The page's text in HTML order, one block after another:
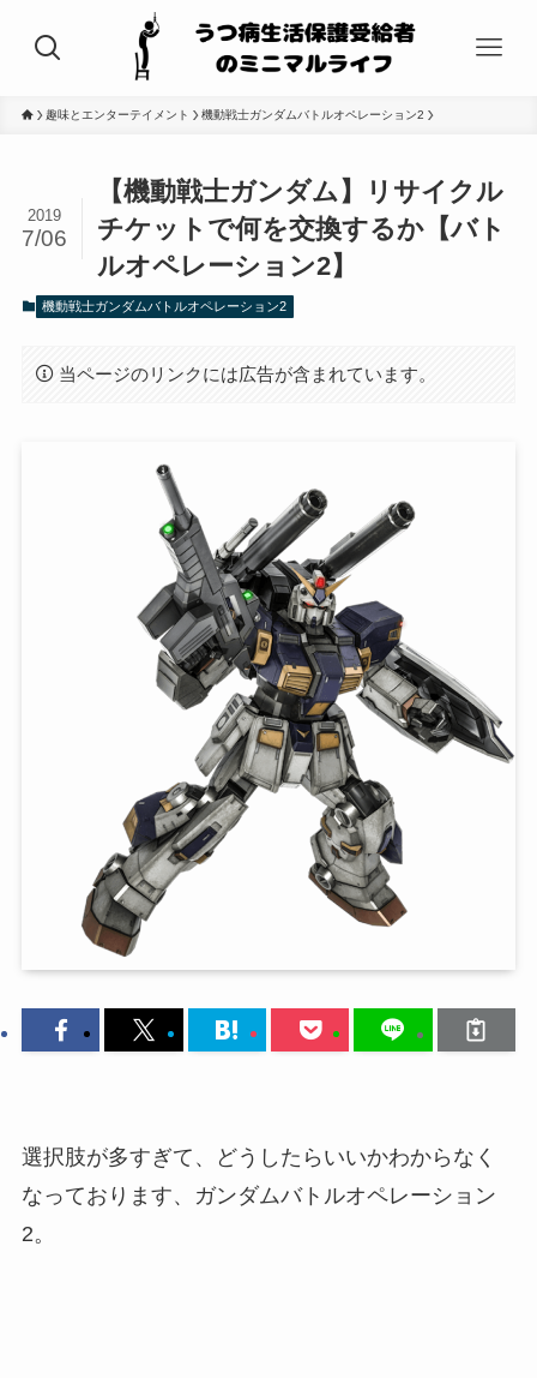
趣味とエンターテイメント 機動戦士ガンダムバトルオペレーション2
【機動戦士ガンダム】リサイクル
チケットで何を交換するか【バト
ルオペレーション2】
2019
7/06
機動戦士ガンダムバトルオペレーション2
当ページのリンクには広告が含まれています。
選択肢が多すぎて、どうしたらいいかわからなく
なっております、ガンダムバトルオペレーション
2。